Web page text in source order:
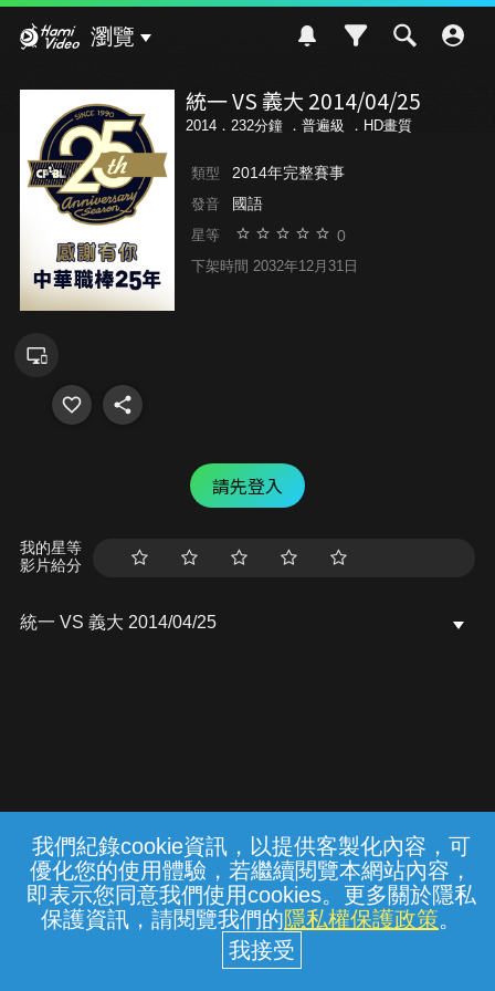
我們紀錄cookie資訊，以提供客製化內容，可
優化您的使用體驗，若繼續閱覽本網站內容，
即表示您同意我們使用cookies。更多關於隱私
保護資訊，請閱覽我們的隱私權保護政策。
瀏覽
統一 VS 義大 2014/04/25
2014．232分鐘 ． 普遍級 ．HD畫質
類型 2014年完整賽事
發音 國語
星等 0
下架時間 2032年12月31日
請先登入
我的星等
影片給分
統一 VS 義大 2014/04/25
常見問題 線上客服 服務條款 隱私權保護
中華電信股份有限公司個人家庭分公司
(統一編號：96979949) © 2026
{{notifyMsg}}